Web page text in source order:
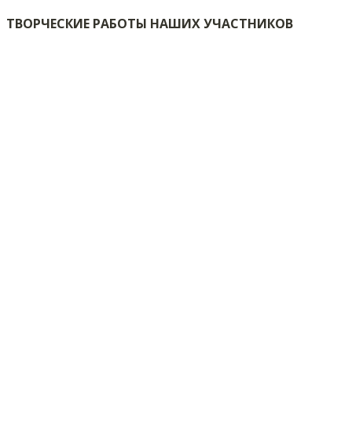
ТВОРЧЕСКИЕ РАБОТЫ НАШИХ УЧАСТНИКОВ